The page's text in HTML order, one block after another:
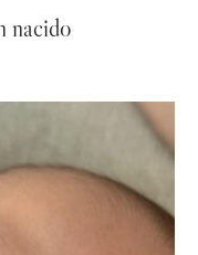
nacido